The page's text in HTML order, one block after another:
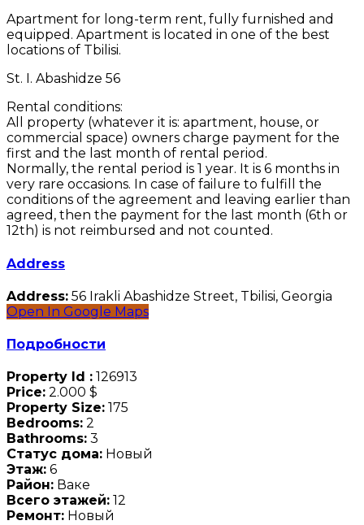
Apartment for long-term rent, fully furnished and
equipped. Apartment is located in one of the best
locations of Tbilisi.
St. I. Abashidze 56
Rental conditions:
All property (whatever it is: apartment, house, or
commercial space) owners charge payment for the
first and the last month of rental period.
Normally, the rental period is 1 year. It is 6 months in
very rare occasions. In case of failure to fulfill the
conditions of the agreement and leaving earlier than
agreed, then the payment for the last month (6th or
12th) is not reimbursed and not counted.
Address
Address: 56 Irakli Abashidze Street, Tbilisi, Georgia
Open In Google Maps
Подробности
Property Id : 126913
Price: 2.000 $
Property Size: 175
Bedrooms: 2
Bathrooms: 3
Статус дома: Новый
Этаж: 6
Район: Ваке
Всего этажей: 12
Ремонт: Новый